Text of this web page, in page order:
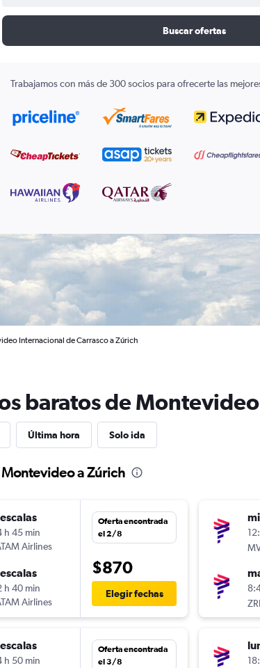
Buscar ofertas
Trabajamos con más de 300 socios para ofrecerte las
Internacional de Carrasco a Zúrich
baratos de
Última hora Solo ida
Montevideo a Zúrich
h 45 min
Airlines
h 40 min
Airlines
Oferta encontrada
el 2/8
$870
Elegir fechas
h 50 min
Oferta encontrada
el 3/8